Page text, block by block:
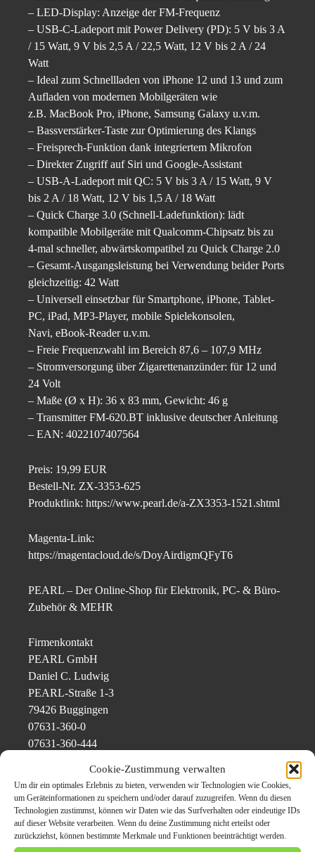
Cookie-Zustimmung verwalten
Um dir ein optimales Erlebnis zu bieten, verwenden wir Technologien wie Cookies,
um Geräteinformationen zu speichern und/oder darauf zuzugreifen. Wenn du diesen
Technologien zustimmst, können wir Daten wie das Surfverhalten oder eindeutige IDs
auf dieser Website verarbeiten. Wenn du deine Zustimmung nicht erteilst oder
zurückziehst, können bestimmte Merkmale und Funktionen beeinträchtigt werden.
– LED-Display: Anzeige der FM-Frequenz
– USB-C-Ladeport mit Power Delivery (PD): 5 V bis 3 A
/ 15 Watt, 9 V bis 2,5 A / 22,5 Watt, 12 V bis 2 A / 24
Watt
– Ideal zum Schnellladen von iPhone 12 und 13 und zum
Aufladen von modernen Mobilgeräten wie
z.B. MacBook Pro, iPhone, Samsung Galaxy u.v.m.
– Bassverstärker-Taste zur Optimierung des Klangs
– Freisprech-Funktion dank integriertem Mikrofon
– Direkter Zugriff auf Siri und Google-Assistant
– USB-A-Ladeport mit QC: 5 V bis 3 A / 15 Watt, 9 V
bis 2 A / 18 Watt, 12 V bis 1,5 A / 18 Watt
– Quick Charge 3.0 (Schnell-Ladefunktion): lädt
kompatible Mobilgeräte mit Qualcomm-Chipsatz bis zu
4-mal schneller, abwärtskompatibel zu Quick Charge 2.0
– Gesamt-Ausgangsleistung bei Verwendung beider Ports
gleichzeitig: 42 Watt
– Universell einsetzbar für Smartphone, iPhone, Tablet-
PC, iPad, MP3-Player, mobile Spielekonsolen,
Navi, eBook-Reader u.v.m.
– Freie Frequenzwahl im Bereich 87,6 – 107,9 MHz
– Stromversorgung über Zigarettenanzünder: für 12 und
24 Volt
– Maße (Ø x H): 36 x 83 mm, Gewicht: 46 g
– Transmitter FM-620.BT inklusive deutscher Anleitung
– EAN: 4022107407564
Preis: 19,99 EUR
Bestell-Nr. ZX-3353-625
Produktlink: https://www.pearl.de/a-ZX3353-1521.shtml
Magenta-Link:
https://magentacloud.de/s/DoyAirdigmQFyT6
PEARL – Der Online-Shop für Elektronik, PC- & Büro-
Zubehör & MEHR
Firmenkontakt
PEARL GmbH
Daniel C. Ludwig
PEARL-Straße 1-3
79426 Buggingen
07631-360-0
07631-360-444
Pressekontakt
PEARL GmbH
Heiko Loy
PEARL-Straße 1-3